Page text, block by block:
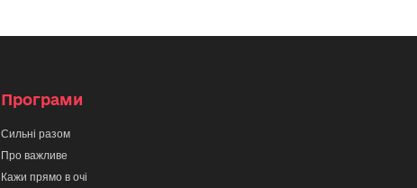
Програми
Сильні разом
Про важливе
Кажи прямо в очі